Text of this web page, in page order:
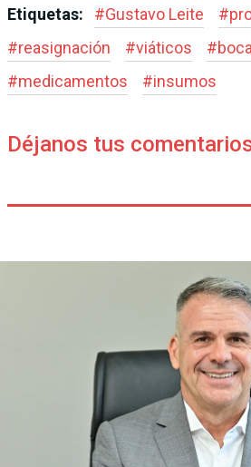
Etiquetas: #Gustavo Leite #
#reasignación #viáticos #
#medicamentos #insumos
Déjanos tus